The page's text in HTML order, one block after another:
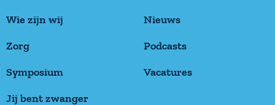
Wie zijn wij
Zorg
Symposium
Jij bent zwanger
Nieuws
Podcasts
Vacatures